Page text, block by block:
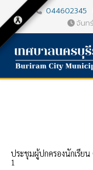
044602345
จันท
ประชุมผู้ปกครองนักเรีย
1